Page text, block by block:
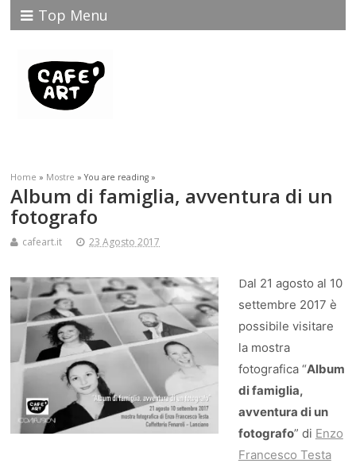
Top Menu
Home » Mostre » You are reading »
Album di famiglia, avventura di un
fotografo
cafeart.it 23 Agosto 2017
Dal 21 agosto al 10
settembre 2017 è
possibile visitare
la mostra
fotografica “Album
di famiglia,
avventura di un
fotografo” di Enzo
Francesco Testa